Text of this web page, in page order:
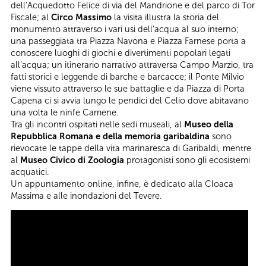
dell’Acquedotto Felice di via del Mandrione e del parco di Tor
Fiscale; al Circo Massimo la visita illustra la storia del
monumento attraverso i vari usi dell’acqua al suo interno;
una passeggiata tra Piazza Navona e Piazza Farnese porta a
conoscere luoghi di giochi e divertimenti popolari legati
all’acqua; un itinerario narrativo attraversa Campo Marzio, tra
fatti storici e leggende di barche e barcacce; il Ponte Milvio
viene vissuto attraverso le sue battaglie e da Piazza di Porta
Capena ci si avvia lungo le pendici del Celio dove abitavano
una volta le ninfe Camene.
Tra gli incontri ospitati nelle sedi museali, al Museo della
Repubblica Romana e della memoria garibaldina sono
rievocate le tappe della vita marinaresca di Garibaldi, mentre
al Museo Civico di Zoologia protagonisti sono gli ecosistemi
acquatici.
Un appuntamento online, infine, è dedicato alla Cloaca
Massima e alle inondazioni del Tevere.